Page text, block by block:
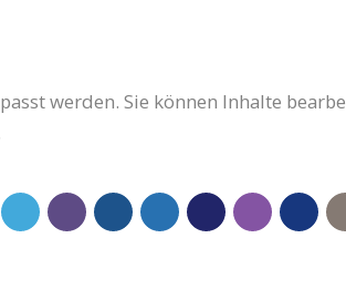
werden. Sie können Inhalte